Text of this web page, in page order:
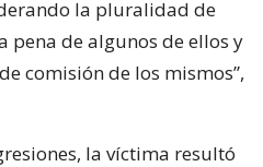
la pluralidad de
pena de algunos de ellos y
comisión de los mismos”,
la víctima resultó